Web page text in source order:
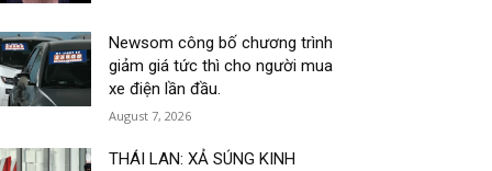
Newsom công bố chương trình
giảm giá tức thì cho người mua
xe điện lần đầu.
August 7, 2026
THÁI LAN: XẢ SÚNG KINH